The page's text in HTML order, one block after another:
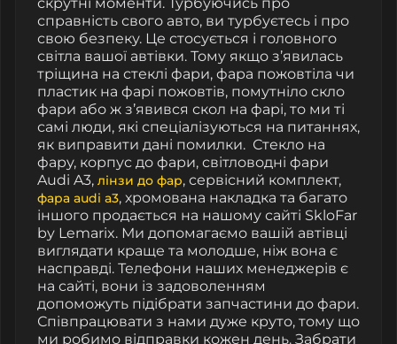
скрутні моменти. Турбуючись про
справність свого авто, ви турбуєтесь і про
свою безпеку. Це стосується і головного
світла вашої автівки. Тому якщо з’явилась
тріщина на стеклі фари, фара пожовтіла чи
пластик на фарі пожовтів, помутніло скло
фари або ж з’явився скол на фарі, то ми ті
самі люди, які спеціалізуються на питаннях,
як виправити дані помилки. Стекло на
фару, корпус до фари, світловодні фари
Audi A3, лінзи до фар, сервісний комплект,
фара audi a3, хромована накладка та багато
іншого продається на нашому сайті SkloFar
by Lemarix. Ми допомагаємо вашій автівці
виглядати краще та молодше, ніж вона є
насправді. Телефони наших менеджерів є
на сайті, вони із задоволенням
допоможуть підібрати запчастини до фари.
Співпрацювати з нами дуже круто, тому що
ми робимо відправки кожен день. Забрати